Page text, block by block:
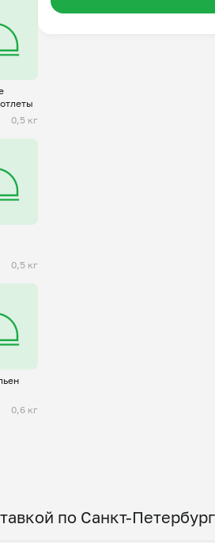
0,5 кг
0,5 кг
0,6 кг
по Санкт-